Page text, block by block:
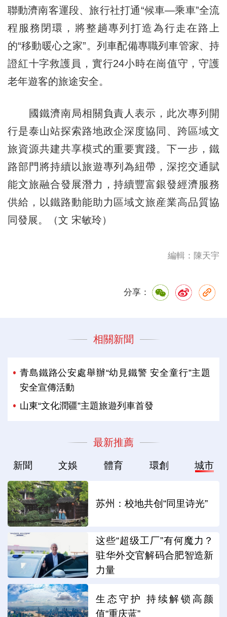
聯動濟南客運段、旅行社打通“候車—乘車”全流
程服務閉環，將整趟專列打造為行走在路上
的“移動暖心之家”。列車配備專職列車管家、持
證紅十字救護員，實行24小時在崗值守，守護
老年遊客的旅途安全。
國鐵濟南局相關負責人表示，此次專列開
行是泰山站探索路地政企深度協同、跨區域文
旅資源共建共享模式的重要實踐。下一步，鐵
路部門將持續以旅遊專列為紐帶，深挖交通賦
能文旅融合發展潛力，持續豐富銀發經濟服務
供給，以鐵路動能助力區域文旅産業高品質協
同發展。（文 宋敏玲）
編輯：陳天宇
分享：
相關新聞
青島鐵路公安處舉辦“幼見鐵警 安全童行”主題
安全宣傳活動
山東“文化潤疆”主題旅遊列車首發
最新推薦
新聞 文娛 體育 環創 城市
苏州：校地共创“同里诗光”
这些“超级工厂”有何魔力？
驻华外交官解码合肥智造新
力量
生态守护 持续解锁高颜
值“重庆蓝”